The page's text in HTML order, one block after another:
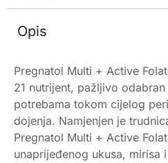
Opis
Pregnatol Multi + Active
21 nutrijent, pažljivo
potrebama tokom cijelog
dojenja. Namjenjen je
Pregnatol Multi + Active
unaprijeđenog ukusa, mirisa